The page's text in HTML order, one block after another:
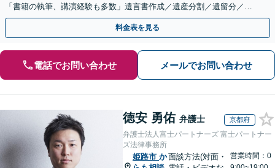
「書籍の執筆、講演経験も多数」遺言書作成／遺産分割／遺留分／相
続放棄など【休日・夜間面談可】【完全個室対応】
料金表を見る
電話でお問い合わせ メールでお問い合わせ
徳安 勇佑 弁護士 京都府
弁護士法人富士パートナーズ 富士パートナー
ズ法律事務所
姫路市 か面談方法(対面・
営業時間：0